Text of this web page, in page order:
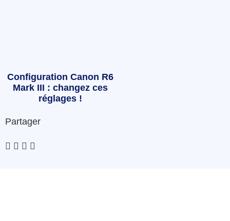
Configuration Canon R6
Mark III : changez ces
réglages !
Partager